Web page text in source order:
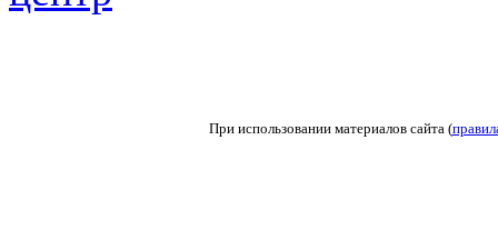
При использовании материалов сайта (